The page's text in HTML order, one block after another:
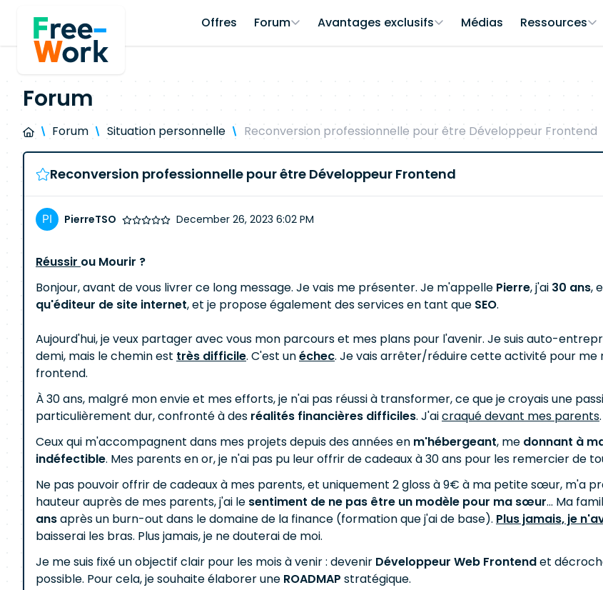
Offres Forum Avantages exclusifs Médias Ressources
Forum
Forum Situation personnelle Reconversion professionnelle pour être Développeur Frontend
Reconversion professionnelle pour être Développeur Frontend
PierreTSO December 26, 2023 6:02 PM
Réussir ou Mourir ?
Bonjour, avant de vous livrer ce long message. Je vais me présenter. Je m'appelle Pierre, j'ai 30 ans,
qu'éditeur de site internet, et je propose également des services en tant que SEO.
Aujourd'hui, je veux partager avec vous mon parcours et mes plans pour l'avenir. Je suis auto-
demi, mais le chemin est très difficile. C'est unéchec. Je vais arrêter/réduire cette activité pour
frontend.
À 30 ans, malgré mon envie et mes efforts, je n'ai pas réussi à transformer, ce que je croyais une
particulièrement dur, confronté à des réalités financières difficiles. J'aicraqué devant mes parents.
Ceux qui m'accompagnent dans mes projets depuis des années en m'hébergeant, me donnant à
indéfectible. Mes parents en or, je n'ai pas pu leur offrir de cadeaux à 30 ans pour les remercier de
Ne pas pouvoir offrir de cadeaux à mes parents, et uniquement 2 gloss à 9€ à ma petite sœur, m'a
hauteur auprès de mes parents, j'ai le sentiment de ne pas être un modèle pour ma sœur... Ma
ansaprès un burn-out dans le domaine de la finance (formation que j'ai de base). Plus jamais, je
baisserai les bras. Plus jamais, je ne douterai de moi.
Je me suis fixé un objectif clair pour les mois à venir : devenir Développeur Web Frontendet
possible. Pour cela, je souhaite élaborer une ROADMAP stratégique.